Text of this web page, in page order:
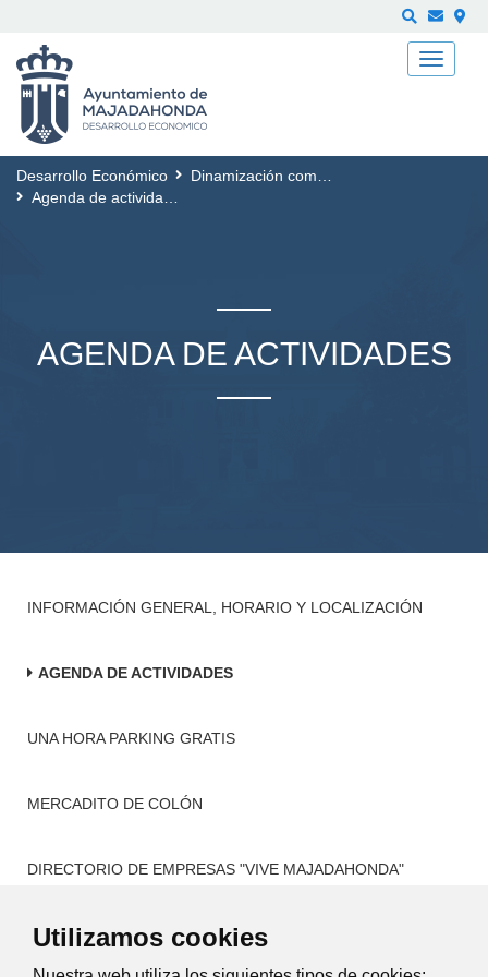
Utilizamos cookies
Desarrollo Económico
Dinamización comercial
Agenda de actividades
AGENDA DE ACTIVIDADES
INFORMACIÓN GENERAL, HORARIO Y LOCALIZACIÓN
AGENDA DE ACTIVIDADES
UNA HORA PARKING GRATIS
MERCADITO DE COLÓN
DIRECTORIO DE EMPRESAS "VIVE MAJADAHONDA"
ACCIONES DINAMIZACIÓN COMERCIAL